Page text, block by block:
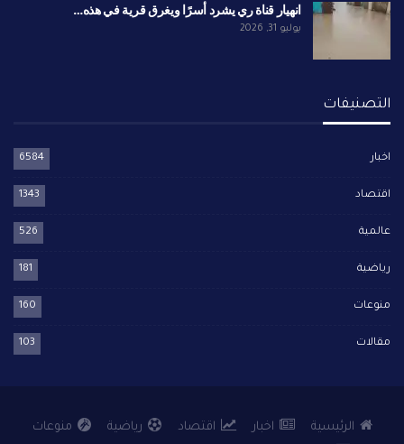
انهيار قناة ري يشرد أسرًا ويغرق قرية في هذه…
يوليو 31, 2026
التصنيفات
اخبار 6584
اقتصاد 1343
عالمية 526
رياضية 181
منوعات 160
مقالات 103
الرئيسية اخبار اقتصاد رياضية منوعات